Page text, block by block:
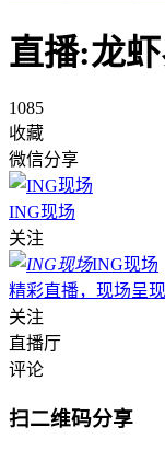
直播:龙
1085
收藏
微信分享
ING现场
关注
ING现场
精彩直播，现场呈现
关注
直播厅
评论
扫二维码分享